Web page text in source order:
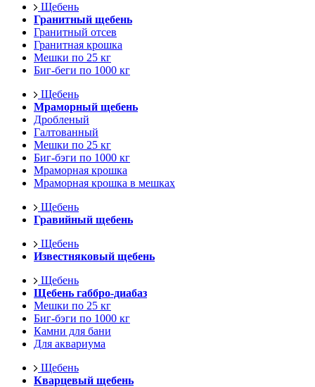
Щебень
Гранитный щебень
Гранитный отсев
Гранитная крошка
Мешки по 25 кг
Биг-беги по 1000 кг
Щебень
Мраморный щебень
Дробленый
Галтованный
Мешки по 25 кг
Биг-бэги по 1000 кг
Мраморная крошка
Мраморная крошка в мешках
Щебень
Гравийный щебень
Щебень
Известняковый щебень
Щебень
Щебень габбро-диабаз
Мешки по 25 кг
Биг-бэги по 1000 кг
Камни для бани
Для аквариума
Щебень
Кварцевый щебень